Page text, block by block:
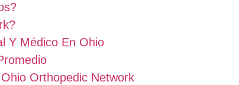
Y Médico En Ohio
Orthopedic Network